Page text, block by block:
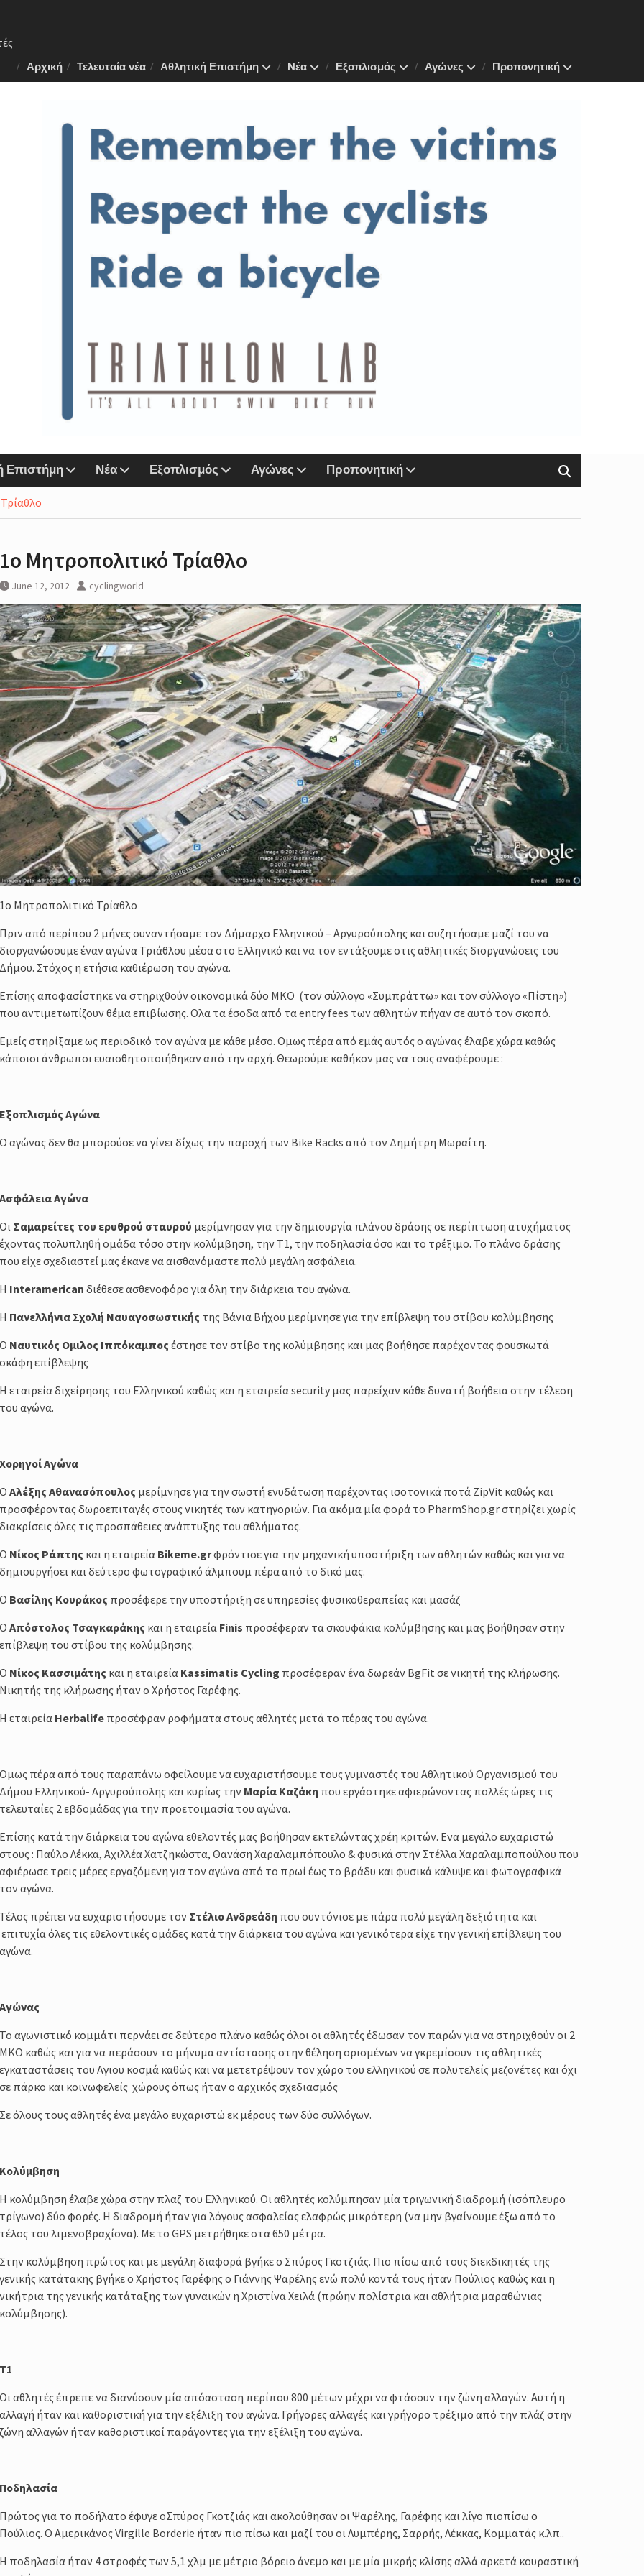
eshop
της
Αρχική Τελευταία νέα Αθλητική Επιστήμη Νέα Εξοπλισμός Αγώνες Προπονητική
Επιστήμη Νέα Εξοπλισμός Αγώνες Προπονητική
1ο Μητροπολιτικό Τρίαθλο
June 12, 2012 cyclingworld
1o Μητροπολιτικό Τρίαθλο
Πριν από περίπου 2 μήνες συναντήσαμε τον Δήμαρχο Ελληνικού – Αργυρούπολης και συζητήσαμε μαζί του να
διοργανώσουμε έναν αγώνα Τριάθλου μέσα στο Ελληνικό και να τον εντάξουμε στις αθλητικές διοργανώσεις του
Δήμου. Στόχος η ετήσια καθιέρωση του αγώνα.
Επίσης αποφασίστηκε να στηριχθούν οικονομικά δύο ΜΚΟ (τον σύλλογο «Συμπράττω» και τον σύλλογο «Πίστη»)
που αντιμετωπίζουν θέμα επιβίωσης. Ολα τα έσοδα από τα entry fees των αθλητών πήγαν σε αυτό τον σκοπό.
Εμείς στηρίξαμε ως περιοδικό τον αγώνα με κάθε μέσο. Ομως πέρα από εμάς αυτός ο αγώνας έλαβε χώρα καθώς
κάποιοι άνθρωποι ευαισθητοποιήθηκαν από την αρχή. Θεωρούμε καθήκον μας να τους αναφέρουμε :
Εξοπλισμός Αγώνα
Ο αγώνας δεν θα μπορούσε να γίνει δίχως την παροχή των Bike Racks από τον Δημήτρη Μωραίτη.
Ασφάλεια Αγώνα
Οι Σαμαρείτες του ερυθρού σταυρού μερίμνησαν για την δημιουργία πλάνου δράσης σε περίπτωση ατυχήματος
έχοντας πολυπληθή ομάδα τόσο στην κολύμβηση, την Τ1, την ποδηλασία όσο και το τρέξιμο. Το πλάνο δράσης
που είχε σχεδιαστεί μας έκανε να αισθανόμαστε πολύ μεγάλη ασφάλεια.
Η Interamerican διέθεσε ασθενοφόρο για όλη την διάρκεια του αγώνα.
Η Πανελλήνια Σχολή Ναυαγοσωστικής της Βάνια Βήχου μερίμνησε για την επίβλεψη του στίβου κολύμβησης
Ο Ναυτικός Ομιλος Ιππόκαμπος έστησε τον στίβο της κολύμβησης και μας βοήθησε παρέχοντας φουσκωτά
σκάφη επίβλεψης
Η εταιρεία διχείρησης του Ελληνικού καθώς και η εταιρεία security μας παρείχαν κάθε δυνατή βοήθεια στην τέλεση
του αγώνα.
Χορηγοί Αγώνα
Ο Αλέξης Αθανασόπουλος μερίμνησε για την σωστή ενυδάτωση παρέχοντας ισοτονικά ποτά ZipVit καθώς και
προσφέροντας δωροεπιταγές στους νικητές των κατηγοριών. Για ακόμα μία φορά το PharmShop.gr στηρίζει χωρίς
διακρίσεις όλες τις προσπάθειες ανάπτυξης του αθλήματος.
Ο Νίκος Ράπτης και η εταιρεία Bikeme.grφρόντισε για την μηχανική υποστήριξη των αθλητών καθώς και για να
δημιουργήσει και δεύτερο φωτογραφικό άλμπουμ πέρα από το δικό μας.
Ο Βασίλης Κουράκος προσέφερε την υποστήριξη σε υπηρεσίες φυσικοθεραπείας και μασάζ
Ο Απόστολος Τσαγκαράκης και η εταιρεία Finis προσέφεραν τα σκουφάκια κολύμβησης και μας βοήθησαν στην
επίβλεψη του στίβου της κολύμβησης.
Ο Νίκος Κασσιμάτης και η εταιρεία Kassimatis Cycling προσέφεραν ένα δωρεάν BgFit σε νικητή της κλήρωσης.
Νικητής της κλήρωσης ήταν ο Χρήστος Γαρέφης.
Η εταιρεία Herbalife προσέφραν ροφήματα στους αθλητές μετά το πέρας του αγώνα.
Ομως πέρα από τους παραπάνω οφείλουμε να ευχαριστήσουμε τους γυμναστές του Αθλητικού Οργανισμού του
Δήμου Ελληνικού- Αργυρούπολης και κυρίως την Μαρία Καζάκη που εργάστηκε αφιερώνοντας πολλές ώρες τις
τελευταίες 2 εβδομάδας για την προετοιμασία του αγώνα.
Επίσης κατά την διάρκεια του αγώνα εθελοντές μας βοήθησαν εκτελώντας χρέη κριτών. Ενα μεγάλο ευχαριστώ
στους : Παύλο Λέκκα, Αχιλλέα Χατζηκώστα, Θανάση Χαραλαμπόπουλο & φυσικά στην Στέλλα Χαραλαμποπούλου που
αφιέρωσε τρεις μέρες εργαζόμενη για τον αγώνα από το πρωί έως το βράδυ και φυσικά κάλυψε και φωτογραφικά
τον αγώνα.
Τέλος πρέπει να ευχαριστήσουμε τον Στέλιο Ανδρεάδη που συντόνισε με πάρα πολύ μεγάλη δεξιότητα και
επιτυχία όλες τις εθελοντικές ομάδες κατά την διάρκεια του αγώνα και γενικότερα είχε την γενική επίβλεψη του
αγώνα.
Αγώνας
Το αγωνιστικό κομμάτι περνάει σε δεύτερο πλάνο καθώς όλοι οι αθλητές έδωσαν τον παρών για να στηριχθούν οι 2
ΜΚΟ καθώς και για να περάσουν το μήνυμα αντίστασης στην θέληση ορισμένων να γκρεμίσουν τις αθλητικές
εγκαταστάσεις του Αγιου κοσμά καθώς και να μετετρέψουν τον χώρο του ελληνικού σε πολυτελείς μεζονέτες και όχι
σε πάρκο και κοινωφελείς χώρους όπως ήταν ο αρχικός σχεδιασμός
Σε όλους τους αθλητές ένα μεγάλο ευχαριστώ εκ μέρους των δύο συλλόγων.
Κολύμβηση
Η κολύμβηση έλαβε χώρα στην πλαζ του Ελληνικού. Οι αθλητές κολύμπησαν μία τριγωνική διαδρομή (ισόπλευρο
τρίγωνο) δύο φορές. Η διαδρομή ήταν για λόγους ασφαλείας ελαφρώς μικρότερη (να μην βγαίνουμε έξω από το
τέλος του λιμενοβραχίονα). Με το GPS μετρήθηκε στα 650 μέτρα.
Στην κολύμβηση πρώτος και με μεγάλη διαφορά βγήκε ο Σπύρος Γκοτζιάς. Πιο πίσω από τους διεκδικητές της
γενικής κατάτακης βγήκε ο Χρήστος Γαρέφης ο Γιάννης Ψαρέλης ενώ πολύ κοντά τους ήταν Πούλιος καθώς και η
νικήτρια της γενικής κατάταξης των γυναικών η Χριστίνα Χειλά (πρώην πολίστρια και αθλήτρια μαραθώνιας
κολύμβησης).
Τ1
Οι αθλητές έπρεπε να διανύσουν μία απόασταση περίπου 800 μέτων μέχρι να φτάσουν την ζώνη αλλαγών. Αυτή η
αλλαγή ήταν και καθοριστική για την εξέλιξη του αγώνα. Γρήγορες αλλαγές και γρήγορο τρέξιμο από την πλάζ στην
ζώνη αλλαγών ήταν καθοριστικοί παράγοντες για την εξέλιξη του αγώνα.
Ποδηλασία
Πρώτος για το ποδήλατο έφυγε οΣπύρος Γκοτζιάς και ακολούθησαν οι Ψαρέλης, Γαρέφης και λίγο πιοπίσω ο
Πούλιος. Ο Αμερικάνος Virgille Borderie ήταν πιο πίσω και μαζί του οι Λυμπέρης, Σαρρής, Λέκκας, Κομματάς κ.λπ..
H ποδηλασία ήταν 4 στροφές των 5,1 χλμ με μέτριο βόρειο άνεμο και με μία μικρής κλίσης αλλά αρκετά κουραστική